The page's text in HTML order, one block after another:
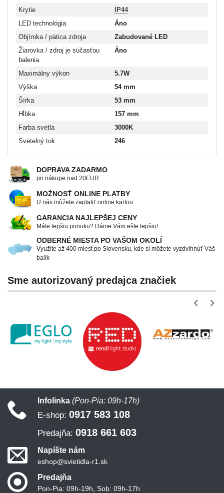
Krytie
IP44
LED technológia
Áno
Objímka / pätica zdroja
Zabudované LED
Žiarovka / zdroj je súčasťou
balenia
Áno
Maximálny výkon
5.7W
Výška
54 mm
Šírka
53 mm
Hĺbka
157 mm
Farba svetla
3000K
Svetelný tok
246
DOPRAVA ZADARMO
pri nákupe nad 20EUR
MOŽNOSŤ ONLINE PLATBY
U nás môžete zaplatiť online kartou
GARANCIA NAJLEPŠEJ CENY
Máte lepšiu ponuku? Dáme Vám ešte lepšiu!
ODBERNÉ MIESTA PO VAŠOM OKOLÍ
Využite až 400 miest po Slovensku, kde si môžete vyzdvihnúť Váš
balík
Sme autorizovaný predajca značiek
Infolinka (Pon-Pia: 09h-17h)
E-shop: 0917 583 108
Predajňa: 0918 661 603
Napíšte nám
eshop@svietidla-r1.sk
Predajňa
Pon-Pia: 09h-19h, Sob: 09h-17h